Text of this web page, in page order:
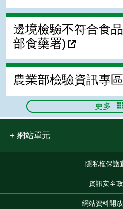
邊境檢驗不符合食
部食藥署)
農業部檢驗資訊專區
更多
網站單元
隱私權保護
資訊安全
網站資料開